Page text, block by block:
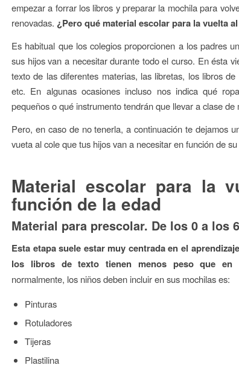
empezar a forrar los libros y preparar la mochila para
renovadas. ¿Pero qué material escolar para la vuelta
Es habitual que los colegios proporcionen a los padres
sus hijos van a necesitar durante todo el curso. En ésta
texto de las diferentes materias, las libretas, los libros
etc. En algunas ocasiones incluso nos indica qué
pequeños o qué instrumento tendrán que llevar a clase de
Pero, en caso de no tenerla, a continuación te dejamos
vueta al cole que tus hijos van a necesitar en función de
Material escolar para la
función de la edad
Material para prescolar. De los 0 a los
Esta etapa suele estar muy centrada en el
los libros de texto tienen menos peso que en
normalmente, los niños deben incluir en sus mochilas es:
Pinturas
Rotuladores
Tijeras
Plastilina